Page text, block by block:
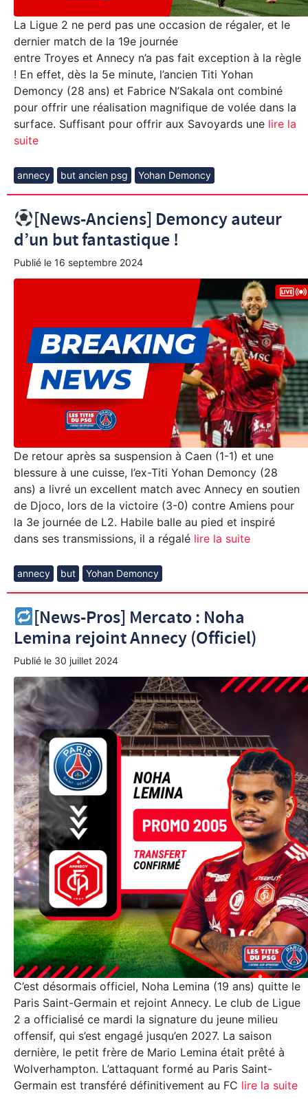
La Ligue 2 ne perd pas une occasion de régaler, et le
dernier match de la 19e journée
entre Troyes et Annecy n’a pas fait exception à la règle
! En effet, dès la 5e minute, l’ancien Titi Yohan
Demoncy (28 ans) et Fabrice N’Sakala ont combiné
pour offrir une réalisation magnifique de volée dans la
surface. Suffisant pour offrir aux Savoyards une lire la
suite
annecy but ancien psg Yohan Demoncy
[News-Anciens] Demoncy auteur
d’un but fantastique !
Publié le 16 septembre 2024
De retour après sa suspension à Caen (1-1) et une
blessure à une cuisse, l’ex-Titi Yohan Demoncy (28
ans) a livré un excellent match avec Annecy en soutien
de Djoco, lors de la victoire (3-0) contre Amiens pour
la 3e journée de L2. Habile balle au pied et inspiré
dans ses transmissions, il a régalé lire la suite
annecy but Yohan Demoncy
[News-Pros] Mercato : Noha
Lemina rejoint Annecy (Officiel)
Publié le 30 juillet 2024
C’est désormais officiel, Noha Lemina (19 ans) quitte le
Paris Saint-Germain et rejoint Annecy. Le club de Ligue
2 a officialisé ce mardi la signature du jeune milieu
offensif, qui s’est engagé jusqu’en 2027. La saison
dernière, le petit frère de Mario Lemina était prêté à
Wolverhampton. L’attaquant formé au Paris Saint-
Germain est transféré définitivement au FC lire la suite